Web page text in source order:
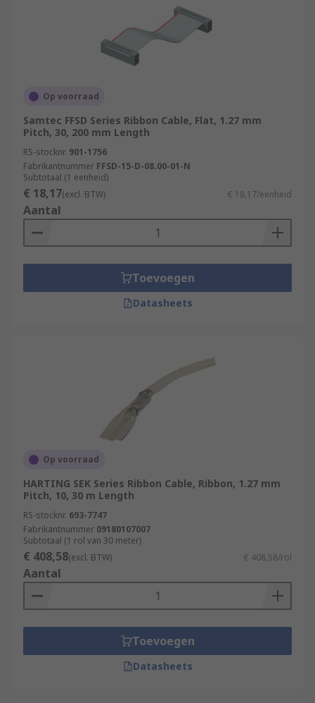
Op voorraad
Samtec FFSD Series Ribbon Cable, Flat, 1.27 mm
Pitch, 30, 200 mm Length
RS-stocknr. 901-1756
Fabrikantnummer FFSD-15-D-08.00-01-N
Subtotaal (1 eenheid)
€ 18,17(excl. BTW) € 18,17/eenheid
Aantal
Toevoegen
Datasheets
Op voorraad
HARTING SEK Series Ribbon Cable, Ribbon, 1.27 mm
Pitch, 10, 30 m Length
RS-stocknr. 693-7747
Fabrikantnummer 09180107007
Subtotaal (1 rol van 30 meter)
€ 408,58(excl. BTW) € 408,58/rol
Aantal
Toevoegen
Datasheets